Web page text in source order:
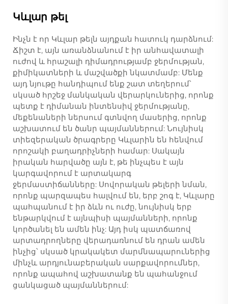
Կևլար թել
Ինչն է որ Կևլար թելն այդքան հատուկ դարձնում:
Ճիշտ է, այն առանձնանում է իր անհավատալի
ուժով և հրաշալի դիմադրությամբ ջերմության,
քիմիկատների և մաշվածքի նկատմամբ: Մենք
այդ նյութը հանդիպում ենք շատ տեղերում՝
սկսած հրշեջ մանկական վերարկուներից, որոնք
պետք է դիմանան ինտենսիվ ջերմությանը,
մեքենաների ներսում գտնվող մասերից, որոնք
աշխատում են ծանր պայմաններում: Նույնիսկ
տիեզերական ծրագրերը Կևլարին են հենվում
որոշակի բաղադրիչների համար: Սակայն
իրական հարվածը այն է, թե ինչպես է այն
կարգավորում է արտակարգ
ջերմաստիճանները: Սովորական թելերի նման,
որոնք պարզապես հալվում են, երբ շոգ է, Կևլարը
պահպանում է իր ձևն ու ուժը, նույնիսկ երբ
ենթարկվում է այնպիսի պայմանների, որոնք
կործանել են ամեն ինչ: Այդ իսկ պատճառով
արտադրողները վերադառնում են դրան ամեն
ինչից՝ սկսած կրակակետ մարմնապարուներից
մինչև արդյունաբերական սարքավորումներ,
որոնք ապահով աշխատանք են պահանջում
ցանկացած պայմաններում: